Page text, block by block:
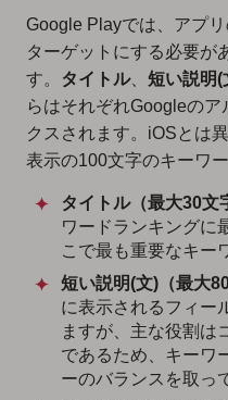
Google Playでは、アプ
ターゲットにする必要が
す。
タイトル、 短い説明(
らはそれぞれGoogleの
クスされます。iOSとは
表示の100文字のキーワ
タイトル（最大30文
ワードランキングに
こで最も重要なキー
短い説明(文)（最大
に表示されるフィー
ますが、主な役割は
であるため、キーワ
ーのバランスを取っ